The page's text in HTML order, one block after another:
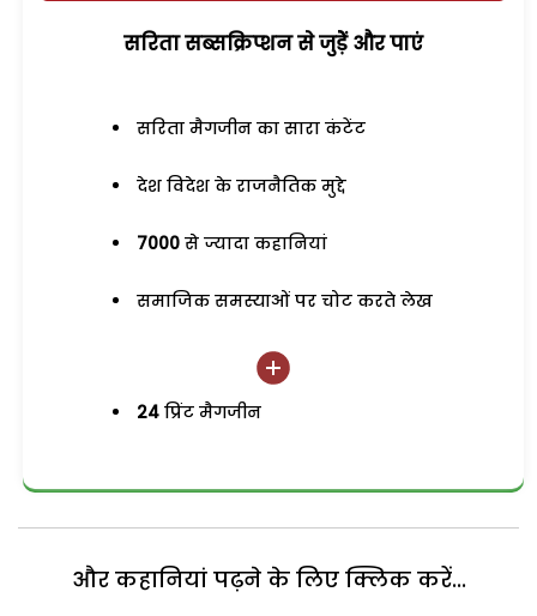
सरिता सब्सक्रिप्शन से जुड़ेें और पाएं
सरिता मैगजीन का सारा कंटेंट
देश विदेश के राजनैतिक मुद्दे
7000 से ज्यादा कहानियां
समाजिक समस्याओं पर चोट करते लेख
24 प्रिंट मैगजीन
और कहानियां पढ़ने के लिए क्लिक करें...